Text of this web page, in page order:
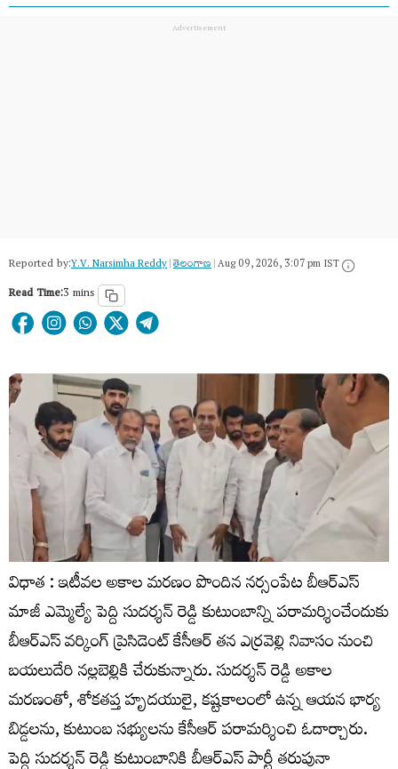
Reported by:Y.V. Narsimha Reddy|తెలంగాణ‌|Aug 09, 2026, 3:07 pm IST
Read Time:3 mins
విధాత : ఇటీవల అకాల మరణం పొందిన నర్సంపేట బీఆర్ఎస్
మాజీ ఎమ్మెల్యే పెద్ది సుదర్శన్ రెడ్డి కుటుంబాన్ని పరామర్శించేందుకు
బీఆర్ఎస్ వర్కింగ్ ప్రెసిడెంట్ కేసీఆర్ తన ఎర్రవెల్లి నివాసం నుంచి
బయలుదేరి నల్లబెల్లికి చేరుకున్నారు. సుదర్శన్ రెడ్డి అకాల
మరణంతో, శోకతప్త హృదయులై, కష్టకాలంలో ఉన్న ఆయన భార్య
బిడ్డలను, కుటుంబ సభ్యులను కేసీఆర్ పరామర్శించి ఓదార్చారు.
పెద్ది సుదర్శన్ రెడ్డి కుటుంబానికి బీఆర్ఎస్ పార్టీ తరుపునా